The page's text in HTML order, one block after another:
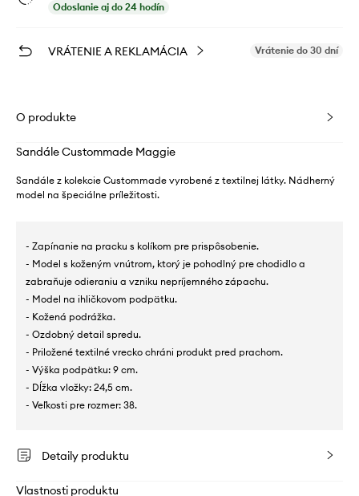
Odoslanie aj do 24 hodín
VRÁTENIE A REKLAMÁCIA Vrátenie do 30 dní
O produkte
Sandále Custommade Maggie
Sandále z kolekcie Custommade vyrobené z textilnej látky. Nádherný
model na špeciálne príležitosti.
- Zapínanie na pracku s kolíkom pre prispôsobenie.
- Model s koženým vnútrom, ktorý je pohodlný pre chodidlo a
zabraňuje odieraniu a vzniku nepríjemného zápachu.
- Model na ihličkovom podpätku.
- Kožená podrážka.
- Ozdobný detail spredu.
- Priložené textilné vrecko chráni produkt pred prachom.
- Výška podpätku: 9 cm.
- Dĺžka vložky: 24,5 cm.
- Veľkosti pre rozmer: 38.
Detaily produktu
Vlastnosti produktu